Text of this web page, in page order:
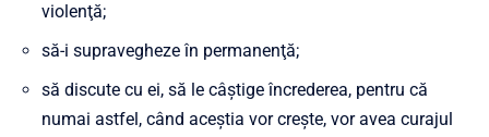
violenţă;
să-i supravegheze în permanenţă;
să discute cu ei, să le câştige încrederea, pentru că
numai astfel, când aceştia vor creşte, vor avea curajul